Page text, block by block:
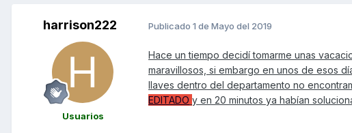
harrison222
Usuarios
Publicado 1 de Mayo del 2019
Hace un tiempo decidí tomarme unas
maravillosos, si embargo en unos de esos
llaves dentro del departamento no
EDITADO y en 20 minutos ya habían